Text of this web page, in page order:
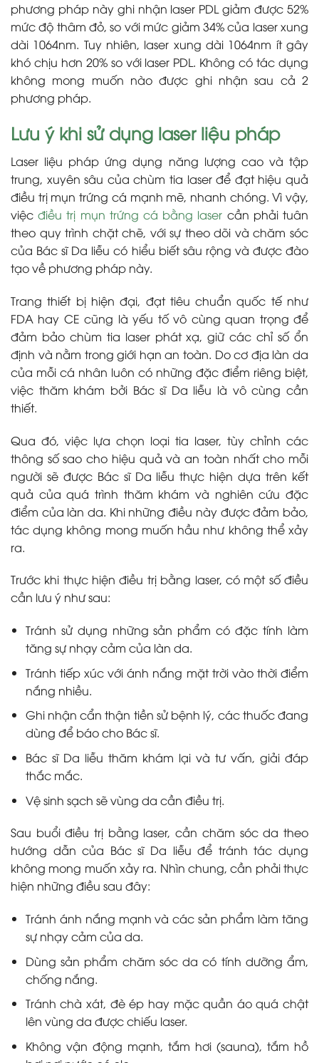
phương pháp này ghi nhận laser PDL giảm được 52%
mức độ thâm đỏ, so với mức giảm 34% của laser xung
dài 1064nm. Tuy nhiên, laser xung dài 1064nm ít gây
khó chịu hơn 20% so với laser PDL. Không có tác dụng
không mong muốn nào được ghi nhận sau cả 2
phương pháp.
Lưu ý khi sử dụng laser liệu pháp
Laser liệu pháp ứng dụng năng lượng cao và tập
trung, xuyên sâu của chùm tia laser để đạt hiệu quả
điều trị mụn trứng cá mạnh mẽ, nhanh chóng. Vì vậy,
việcđiều trị mụn trứng cá bằng laser cần phải tuân
theo quy trình chặt chẽ, với sự theo dõi và chăm sóc
của Bác sĩ Da liễu có hiểu biết sâu rộng và được đào
tạo về phương pháp này.
Trang thiết bị hiện đại, đạt tiêu chuẩn quốc tế như
FDA hay CE cũng là yếu tố vô cùng quan trọng để
đảm bảo chùm tia laser phát xạ, giữ các chỉ số ổn
định và nằm trong giới hạn an toàn. Do cơ địa làn da
của mỗi cá nhân luôn có những đặc điểm riêng biệt,
việc thăm khám bởi Bác sĩ Da liễu là vô cùng cần
thiết.
Qua đó, việc lựa chọn loại tia laser, tùy chỉnh các
thông số sao cho hiệu quả và an toàn nhất cho mỗi
người sẽ được Bác sĩ Da liễu thực hiện dựa trên kết
quả của quá trình thăm khám và nghiên cứu đặc
điểm của làn da. Khi những điều này được đảm bảo,
tác dụng không mong muốn hầu như không thể xảy
ra.
Trước khi thực hiện điều trị bằng laser, có một số điều
cần lưu ý như sau:
Tránh sử dụng những sản phẩm có đặc tính làm
tăng sự nhạy cảm của làn da.
Tránh tiếp xúc với ánh nắng mặt trời vào thời điểm
nắng nhiều.
Ghi nhận cẩn thận tiền sử bệnh lý, các thuốc đang
dùng để báo cho Bác sĩ.
Bác sĩ Da liễu thăm khám lại và tư vấn, giải đáp
thắc mắc.
Vệ sinh sạch sẽ vùng da cần điều trị.
Sau buổi điều trị bằng laser, cần chăm sóc da theo
hướng dẫn của Bác sĩ Da liễu để tránh tác dụng
không mong muốn xảy ra. Nhìn chung, cần phải thực
hiện những điều sau đây:
Tránh ánh nắng mạnh và các sản phẩm làm tăng
sự nhạy cảm của da.
Dùng sản phẩm chăm sóc da có tính dưỡng ẩm,
chống nắng.
Tránh chà xát, đè ép hay mặc quần áo quá chật
lên vùng da được chiếu laser.
Không vận động mạnh, tắm hơi (sauna), tắm hồ